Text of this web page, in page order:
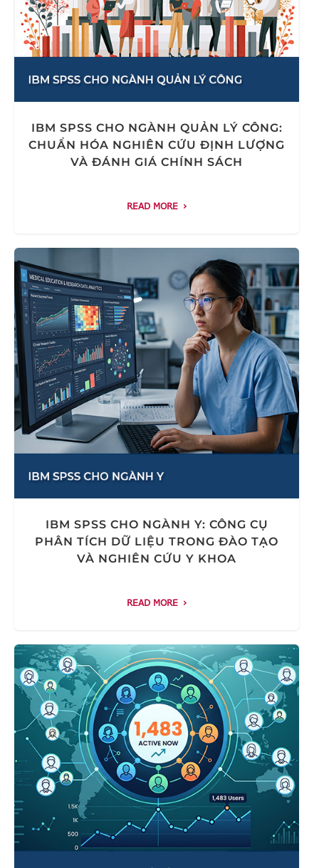
IBM SPSS CHO NGÀNH QUẢN LÝ CÔNG:
CHUẨN HÓA NGHIÊN CỨU ĐỊNH LƯỢNG
VÀ ĐÁNH GIÁ CHÍNH SÁCH
READ MORE
IBM SPSS CHO NGÀNH Y: CÔNG CỤ
PHÂN TÍCH DỮ LIỆU TRONG ĐÀO TẠO
VÀ NGHIÊN CỨU Y KHOA
READ MORE